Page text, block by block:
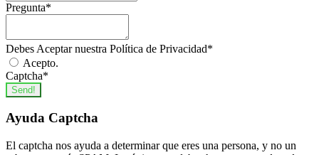
Pregunta*
Debes Aceptar nuestra Política de Privacidad*
Acepto.
Captcha*
Send!
Ayuda Captcha
El captcha nos ayuda a determinar que eres una persona, y no un